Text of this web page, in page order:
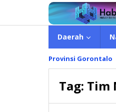
konten
Daerah
Provinsi Gorontalo
Tag: Tim